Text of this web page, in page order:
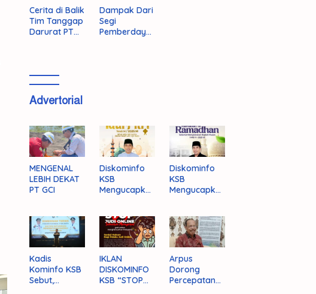
Cerita di Balik
Tim Tanggap
Darurat PT
Dampak Dari
Segi
Pemberdaya
Advertorial
MENGENAL
LEBIH DEKAT
PT GCI
Diskominfo
KSB
Mengucapka
Idul Fitri 1446
H/2025 M
Diskominfo
KSB
Mengucapka
Ibadah Puasa
1446 H/2025
M
Kadis
Kominfo KSB
Sebut,
IKLAN
DISKOMINFO
KSB “STOP
Arpus
Dorong
Percepatan